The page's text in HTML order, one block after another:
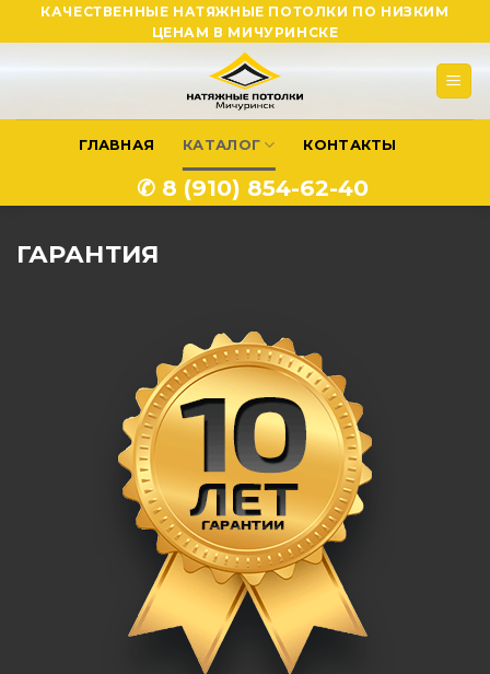
to
КАЧЕСТВЕННЫЕ НАТЯЖНЫЕ ПОТОЛКИ ПО НИЗКИМ
ЦЕНАМ В МИЧУРИНСКЕ
ГЛАВНАЯ КАТАЛОГ КОНТАКТЫ
✆ 8 (910) 854-62-40
ГАРАНТИЯ